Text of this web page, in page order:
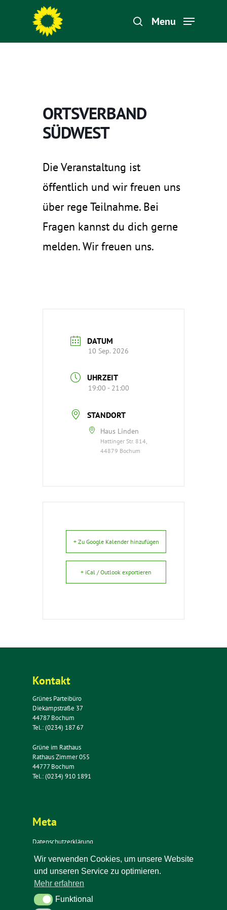
Menu
ORTSVERBAND
SÜDWEST
Die Veranstaltung ist
öffentlich und wir freuen uns
über rege Teilnahme. Bei
Fragen kannst du dich gerne
melden. Wir freuen uns.
DATUM
10 Sep. 2026
UHRZEIT
19:00 - 21:00
STANDORT
Haus Linden
Hattinger Str. 814,
44879 Bochum
+ Zu Google Kalender hinzufügen
+ iCal / Outlook exportieren
Kontakt
Grünes Parteibüro
Diekampstraße 37
44787 Bochum
Tel.: (0234) 187 67
Grüne im Rathaus
Rathaus Zimmer 055
44777 Bochum
Tel.: (0234) 910 1891
Meta
Datenschutzerklärung
Impressum
Kontakt
Newsletter
Wir verwenden Cookies, um unsere Website
und unseren Service zu optimieren.
Mehr erfahren
FunktionalFunktional